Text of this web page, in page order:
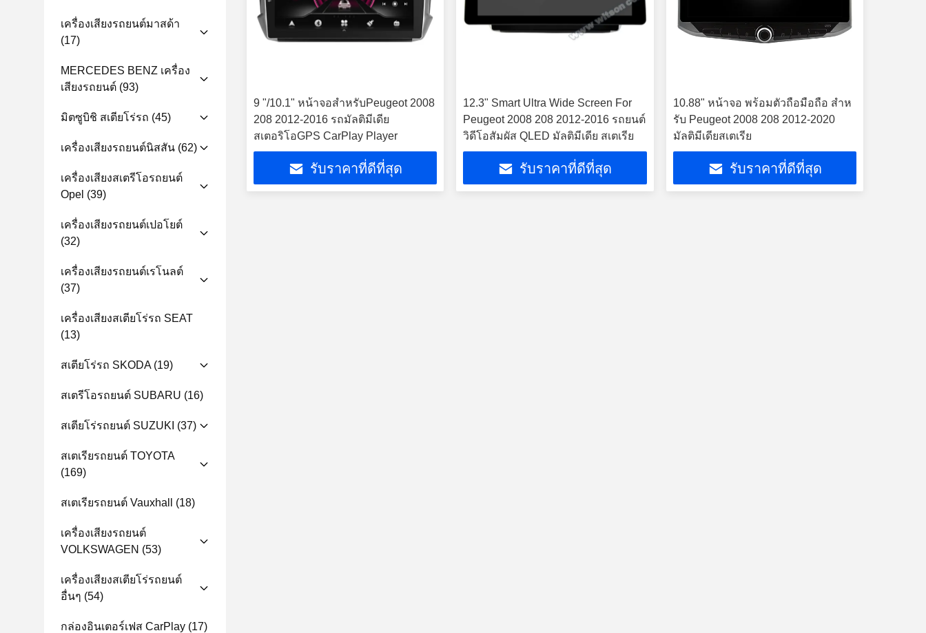
เครื่องเสียงรถยนต์มาสด้า
(17)
MERCEDES BENZ เครื่อง
เสียงรถยนต์ (93)
มิตซูบิชิ สเตียโร่รถ (45)
เครื่องเสียงรถยนต์นิสสัน (62)
เครื่องเสียงสเตรีโอรถยนต์
Opel (39)
เครื่องเสียงรถยนต์เปอโยต์
(32)
เครื่องเสียงรถยนต์เรโนลต์
(37)
เครื่องเสียงสเตียโร่รถ SEAT
(13)
สเตียโร่รถ SKODA(19)
สเตรีโอรถยนต์ SUBARU (16)
สเตียโร่รถยนต์ SUZUKI (37)
สเตเรียรถยนต์ TOYOTA
(169)
สเตเรียรถยนต์ Vauxhall (18)
เครื่องเสียงรถยนต์
VOLKSWAGEN (53)
เครื่องเสียงสเตียโร่รถยนต์
อื่นๆ (54)
กล่องอินเตอร์เฟส CarPlay (17)
9 "/10.1" หน้าจอสำหรับPeugeot 2008
208 2012-2016 รถมัลติมีเดีย
สเตอริโอGPS CarPlay Player
รับราคาที่ดีที่สุด
12.3" Smart Ultra Wide Screen For
Peugeot 2008 208 2012-2016 รถยนต์
วิดีโอสัมผัส QLED มัลติมีเดีย สเตเรีย
รับราคาที่ดีที่สุด
10.88" หน้าจอ พร้อมตัวถือมือถือ สําห
รับ Peugeot 2008 208 2012-2020
มัลติมีเดียสเตเรีย
รับราคาที่ดีที่สุด